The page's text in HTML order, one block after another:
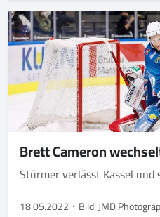
Brett Cameron
Stürmer verlässt Kassel
18.05.2022 Bild: JMD